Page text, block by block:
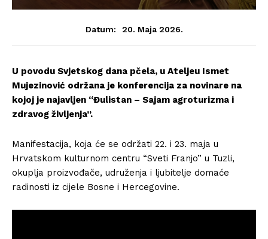
Datum: 20. Maja 2026.
U povodu Svjetskog dana pčela, u Ateljeu Ismet
Mujezinović održana je konferencija za novinare na
kojoj je najavljen “Đulistan – Sajam agroturizma i
zdravog življenja”.
Manifestacija, koja će se održati 22. i 23. maja u
Hrvatskom kulturnom centru “Sveti Franjo” u Tuzli,
okuplja proizvođače, udruženja i ljubitelje domaće
radinosti iz cijele Bosne i Hercegovine.